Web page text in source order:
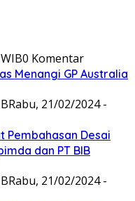
0 Komentar
Menangi GP Australia
Rabu, 21/02/2024 -
Pembahasan Desai
dan PT BIB
Rabu, 21/02/2024 -